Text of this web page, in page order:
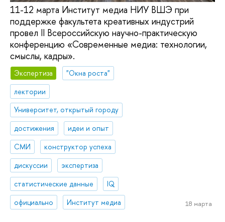
11-12 марта Институт медиа НИУ ВШЭ при
поддержке факультета креативных индустрий
провел II Всероссийскую научно-практическую
конференцию «Современные медиа: технологии,
смыслы, кадры».
Экспертиза
"Окна роста"
лектории
Университет, открытый городу
достижения
идеи и опыт
СМИ
конструктор успеха
дискуссии
экспертиза
статистические данные
IQ
официально
Институт медиа 18 марта